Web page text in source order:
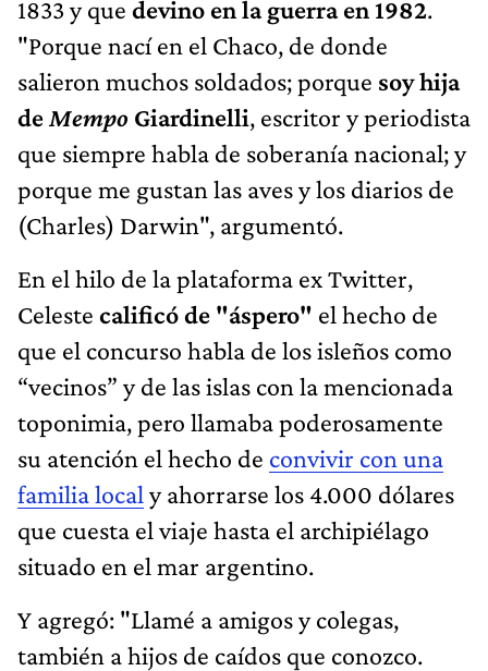
1833 y que devino en la guerra en 1982.
"Porque nací en el Chaco, de donde
salieron muchos soldados; porque soy hija
deMempo Giardinelli, escritor y periodista
que siempre habla de soberanía nacional; y
porque me gustan las aves y los diarios de
(Charles) Darwin", argumentó.
En el hilo de la plataforma ex Twitter,
Celeste calificó de "áspero" el hecho de
que el concurso habla de los isleños como
“vecinos” y de las islas con la mencionada
toponimia, pero llamaba poderosamente
su atención el hecho de convivir con una
familia local y ahorrarse los 4.000 dólares
que cuesta el viaje hasta el archipiélago
situado en el mar argentino.
Y agregó: "Llamé a amigos y colegas,
también a hijos de caídos que conozco.